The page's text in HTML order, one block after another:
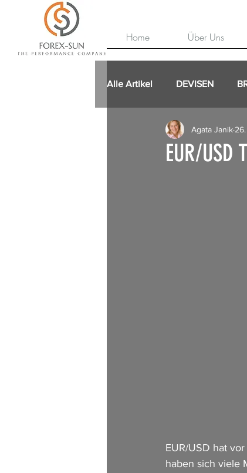
Home Über Uns
Alle Artikel DEVISEN
EUR/
Agata Janik
EUR/USD hat
haben sich viele